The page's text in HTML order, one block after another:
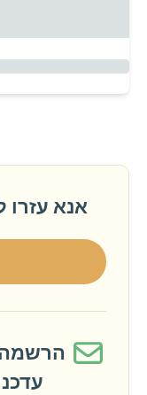
אנא עזרו
הרשמה